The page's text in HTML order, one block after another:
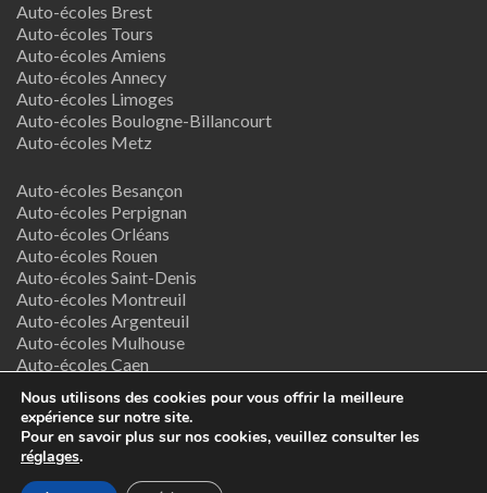
Auto-écoles Brest
Auto-écoles Tours
Auto-écoles Amiens
Auto-écoles Annecy
Auto-écoles Limoges
Auto-écoles Boulogne-Billancourt
Auto-écoles Metz
Auto-écoles Besançon
Auto-écoles Perpignan
Auto-écoles Orléans
Auto-écoles Rouen
Auto-écoles Saint-Denis
Auto-écoles Montreuil
Auto-écoles Argenteuil
Auto-écoles Mulhouse
Auto-écoles Caen
Termes & Conditions
Copyright © 2026Supreme Directory Theme
Nous utilisons des cookies pour vous offrir la meilleure
expérience sur notre site.
Pour en savoir plus sur nos cookies, veuillez consulter les
réglages.